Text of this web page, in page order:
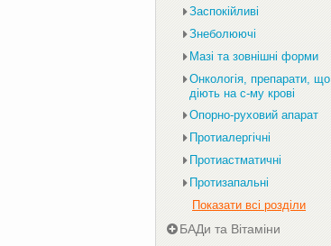
Заспокійливі
Знеболюючі
Мазі та зовнішні форми
Онкологія, препарати, що
діють на с-му крові
Опорно-руховий апарат
Протиалергічні
Протиастматичні
Протизапальні
Показати всі розділи
БАДи та Вітаміни